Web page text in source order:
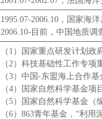
1995.07-2006.10，国家海
2006.10-目前，中国地质
（1）国家重点研发计划政
（2）科技基础性工作专
（3）中国-东盟海上合作
（4）国家自然科学基金项
（5）国家自然科学基金（
（6）863青年基金，“利